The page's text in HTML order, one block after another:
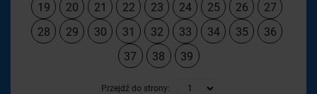
19
20 21 22 23 24 25 26
27
28
29 30 31 32 33 34 35
36
37
38 39
Przejdź do strony: